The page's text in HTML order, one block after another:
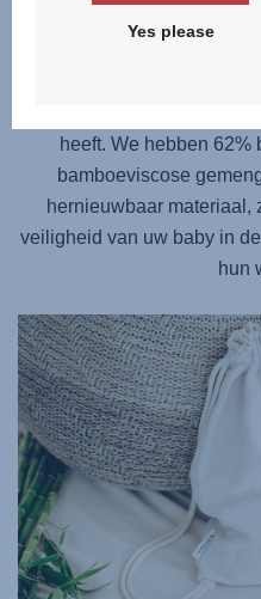
heeft. We hebben
bamboeviscose
hernieuwbaar materiaal,
veiligheid van uw baby in
hun
Yes please